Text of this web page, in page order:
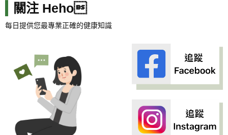
關注 Heho
每日提供您最專業正確的健康知識